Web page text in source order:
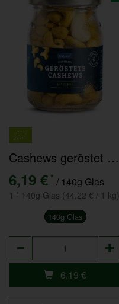
Cashews geröstet mit Curry
6,19 € * / 140g Glas
1 * 140g Glas (44,22 € / 1 kg)
140g Glas
6,19 €